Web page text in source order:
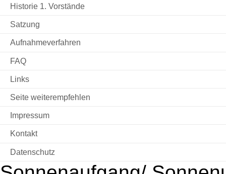
Historie 1. Vorstände
Satzung
Aufnahmeverfahren
FAQ
Links
Seite weiterempfehlen
Impressum
Kontakt
Datenschutz